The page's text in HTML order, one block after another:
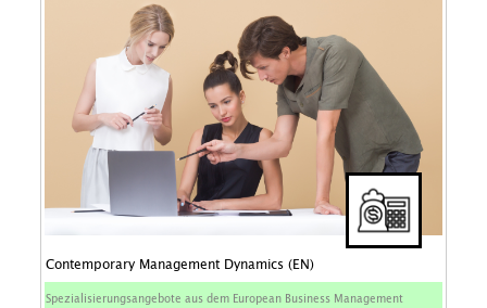
Contemporary Management Dynamics (EN)
Spezialisierungsangebote aus dem European Business Management